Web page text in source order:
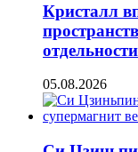
Кристалл
отдельности
05.08.2026